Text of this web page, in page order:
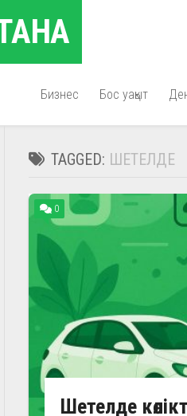
Бизнес Бос уақыт
TAGGED: ШЕТЕЛДЕ
0
Шетелде